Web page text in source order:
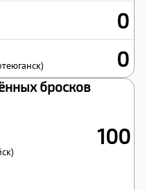
0
0
бросков
100